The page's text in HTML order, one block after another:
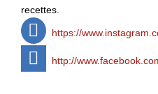
recettes.
https://
http://